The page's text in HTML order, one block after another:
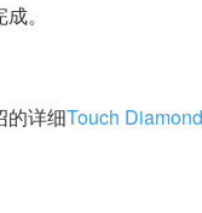
。
的详细Touch